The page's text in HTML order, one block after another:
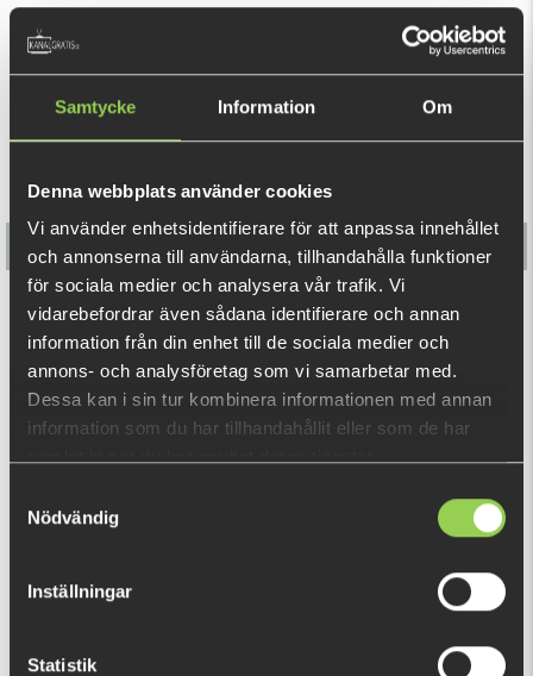
Samtycke Information Om
Denna webbplats använder cookies
Vi använder enhetsidentifierare för att anpassa innehållet
och annonserna till användarna, tillhandahålla funktioner
för sociala medier och analysera vår trafik. Vi
vidarebefordrar även sådana identifierare och annan
information från din enhet till de sociala medier och
annons- och analysföretag som vi samarbetar med.
Dessa kan i sin tur kombinera informationen med annan
information som du har tillhandahållit eller som de har
Nödvändig
Inställningar
Statistik
REKOMMENDERADE PRODUKTER
Flatnose Mini 9cm, 10-pack
139 kr
RELATERADE PRODUKTER